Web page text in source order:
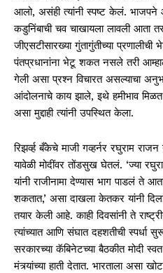
आलो, असंही त्यांनी स्पष्ट केलं. भाजपने
कडुनिंबाची चव चाखायला लावली आता
जीएसटीसारख्या गुंतागुंतीच्या
पंतप्रधानांना भेटू शकत नसले तरी
गेली असा प्रश्न विचारत असल्याचा
आंदोलनाचे काय झाले, इथे हमीभाव
असा मुद्दाही त्यांनी उपस्थित केला.
रिझर्व्ह बँकेचे माजी गव्हर्नर रघुराम
यावेळी मोदींवर तोंडसुख घेतलं. ‘ज्या
यांनी राजीनामा देण्यास भाग पाडलं
शकतात,’ असा दाखला केतकर यांनी
तयार केली आहे. काही दिवसांनी ते
त्यांच्यात आणि संघात दहशतीची
सरकारच्या कॅबिनेटच्या बैठकीत मोदी
मंत्र्यांच्या हाती देतात. भारताला असा